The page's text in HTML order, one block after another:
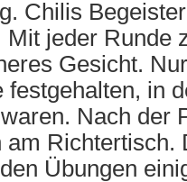
Chilis
Mit jeder Runde
Gesicht.
festgehalten, in
Nach der
am Richtertisch.
Übungen